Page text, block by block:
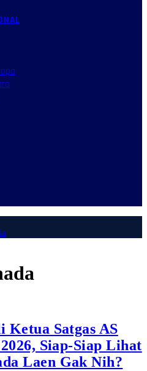
Ketua Satgas AS
Siap-Siap Lihat
Laen Gak Nih?